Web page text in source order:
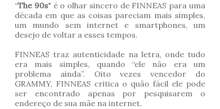
“The 90s" é o olhar sincero de FINNEAS para uma
década em que as coisas pareciam mais simples,
um mundo sem internet e smartphones, um
desejo de voltar a esses tempos.
FINNEAS traz autenticidade na letra, onde tudo
era mais simples, quando “ele não era um
problema ainda”. Oito vezes vencedor do
GRAMMY, FINNEAS critica o quão fácil ele pode
ser encontrado apenas por pesquisarem o
endereço de sua mãe na internet.